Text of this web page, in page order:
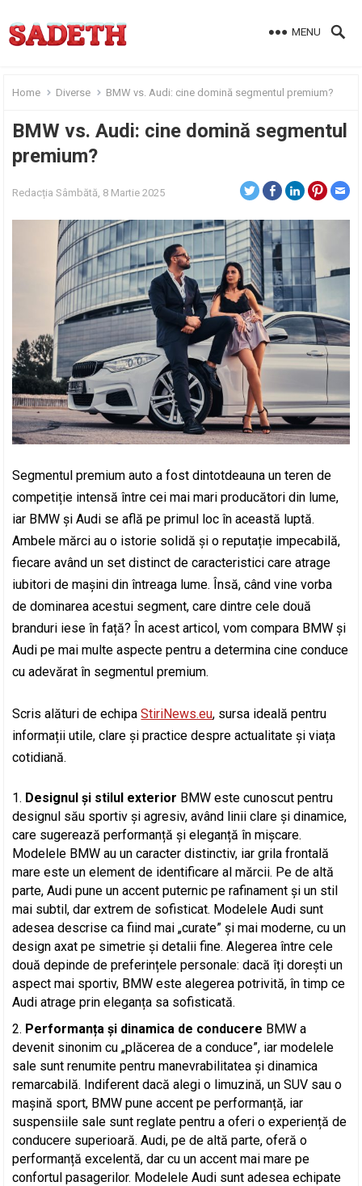
MENU
Home Diverse BMW vs. Audi: cine domină segmentul premium?
BMW vs. Audi: cine domină segmentul
premium?
Redacția Sâmbătă, 8 Martie 2025
Segmentul premium auto a fost dintotdeauna un teren de
competiție intensă între cei mai mari producători din lume,
iar BMW și Audi se află pe primul loc în această luptă.
Ambele mărci au o istorie solidă și o reputație impecabilă,
fiecare având un set distinct de caracteristici care atrage
iubitori de mașini din întreaga lume. Însă, când vine vorba
de dominarea acestui segment, care dintre cele două
branduri iese în față? În acest articol, vom compara BMW și
Audi pe mai multe aspecte pentru a determina cine conduce
cu adevărat în segmentul premium.
Scris alături de echipaStiriNews.eu, sursa ideală pentru
informații utile, clare și practice despre actualitate și viața
cotidiană.
Designul și stilul exterior BMW este cunoscut pentru
designul său sportiv și agresiv, având linii clare și dinamice,
care sugerează performanță și eleganță în mișcare.
Modelele BMW au un caracter distinctiv, iar grila frontală
mare este un element de identificare al mărcii. Pe de altă
parte, Audi pune un accent puternic pe rafinament și un stil
mai subtil, dar extrem de sofisticat. Modelele Audi sunt
adesea descrise ca fiind mai „curate” și mai moderne, cu un
design axat pe simetrie și detalii fine. Alegerea între cele
două depinde de preferințele personale: dacă îți dorești un
aspect mai sportiv, BMW este alegerea potrivită, în timp ce
Audi atrage prin eleganța sa sofisticată.
Performanța și dinamica de conducere BMW a
devenit sinonim cu „plăcerea de a conduce”, iar modelele
sale sunt renumite pentru manevrabilitatea și dinamica
remarcabilă. Indiferent dacă alegi o limuzină, un SUV sau o
mașină sport, BMW pune accent pe performanță, iar
suspensiile sale sunt reglate pentru a oferi o experiență de
conducere superioară. Audi, pe de altă parte, oferă o
performanță excelentă, dar cu un accent mai mare pe
confortul pasagerilor. Modelele Audi sunt adesea echipate